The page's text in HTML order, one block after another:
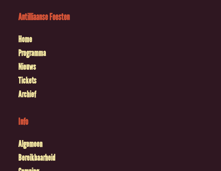
Antilliaanse Feesten
Home
Programma
Nieuws
Tickets
Archief
Info
Algemeen
Bereikbaarheid